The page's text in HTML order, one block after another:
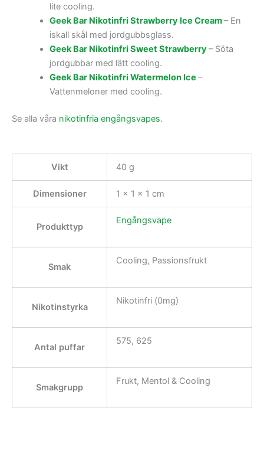
lite cooling.
Geek Bar Nikotinfri Strawberry Ice Cream– En
iskall skål med jordgubbsglass.
Geek Bar Nikotinfri Sweet Strawberry– Söta
jordgubbar med lätt cooling.
Geek Bar Nikotinfri Watermelon Ice –
Vattenmeloner med cooling.
Se alla våra nikotinfria engångsvapes.
Vikt 40 g
Dimensioner 1 × 1 × 1 cm
Produkttyp
Engångsvape
Smak
Cooling, Passionsfrukt
Nikotinstyrka
Nikotinfri (0mg)
Antal puffar
575, 625
Smakgrupp
Frukt, Mentol & Cooling